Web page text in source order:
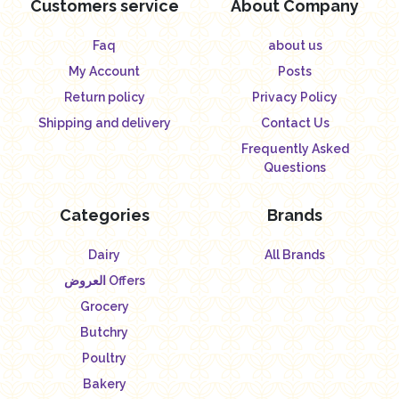
Customers service
Faq
My Account
Return policy
Shipping and delivery
About Company
about us
Posts
Privacy Policy
Contact Us
Frequently Asked
Questions
Categories
Dairy
العروض Offers
Grocery
Butchry
Poultry
Bakery
Brands
All Brands